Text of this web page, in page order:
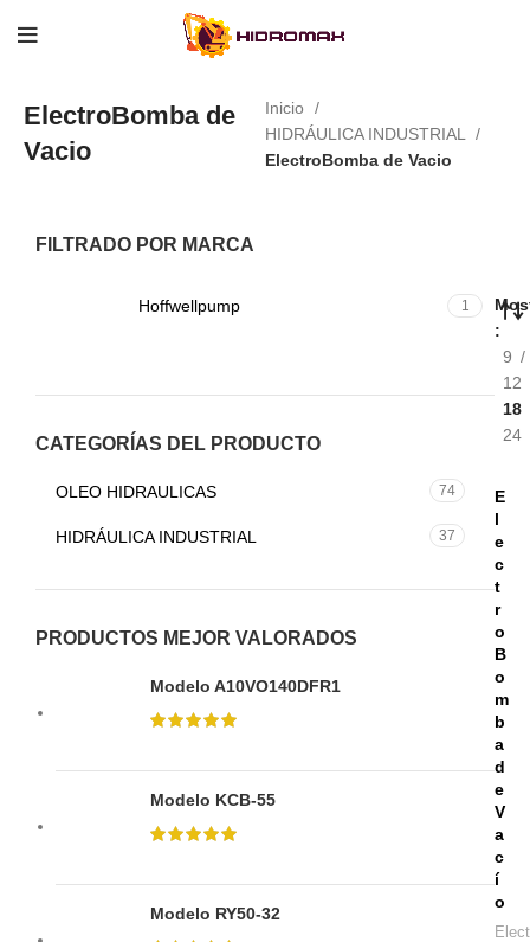
ElectroBomba de
Vacio
Inicio
HIDRÁULICA INDUSTRIAL
ElectroBomba de Vacio
FILTRADO POR MARCA
Hoffwellpump 1
CATEGORÍAS DEL PRODUCTO
OLEO HIDRAULICAS 74
HIDRÁULICA INDUSTRIAL 37
PRODUCTOS MEJOR VALORADOS
Modelo A10VO140DFR1
Modelo KCB-55
Modelo RY50-32
9
12
18
24
E
l
e
c
t
r
o
B
o
m
b
a
d
e
V
a
c
í
o